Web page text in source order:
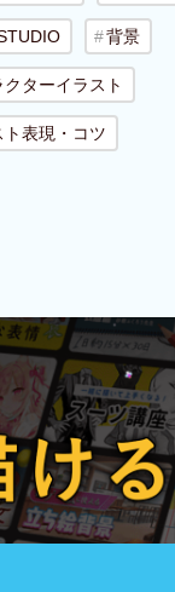
背景
ターイラスト
ト表現・コツ